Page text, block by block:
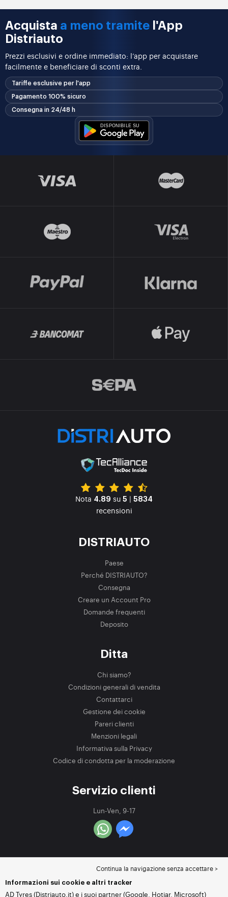
Acquista a meno tramite l'App
Distriauto
Prezzi esclusivi e ordine immediato: l’app per acquistare
facilmente e beneficiare di sconti extra.
Tariffe esclusive per l'app
Pagamento 100% sicuro
Consegna in 24/48 h
Nota 4.89 su 5 | 5834
recensioni
DISTRIAUTO
Paese
Perché DISTRIAUTO?
Consegna
Creare un Account Pro
Domande frequenti
Deposito
Ditta
Chi siamo?
Condizioni generali di vendita
Contattarci
Gestione dei cookie
Pareri clienti
Menzioni legali
Informativa sulla Privacy
Codice di condotta per la moderazione
Servizio clienti
Lun-Ven, 9-17
Continua la navigazione senza accettare >
Informazioni sui cookie e altri tracker
AD Tyres (Distriauto.it) e i suoi partner (Google, Hotjar, Microsoft)